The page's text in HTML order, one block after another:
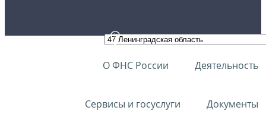
О ФНС России Деятельность
Сервисы и госуслуги Документы